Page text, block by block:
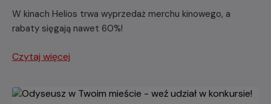
W kinach Helios trwa wyprzedaż merchu kinowego, a
rabaty sięgają nawet 60%!
Czytaj więcej